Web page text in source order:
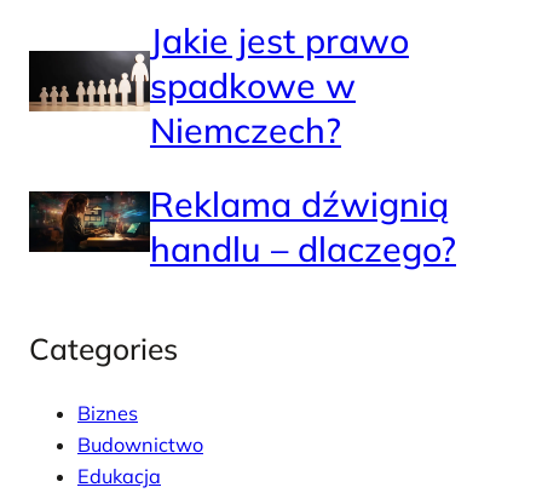
Jakie jest prawo
spadkowe w
Niemczech?
Reklama dźwignią
handlu – dlaczego?
Categories
Biznes
Budownictwo
Edukacja